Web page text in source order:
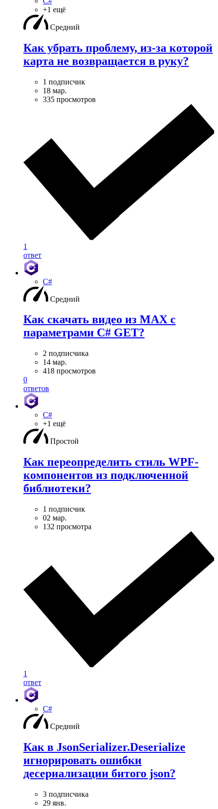
+1 ещё
Средний
Как убрать проблему, из-за которой
карта не возвращается в руку?
1 подписчик
18 мар.
335 просмотров
1
ответ
C#
Средний
Как скачать видео из MAX с
параметрами C# GET?
2 подписчика
14 мар.
418 просмотров
0
ответов
C#
+1 ещё
Простой
Как переопределить стиль WPF-
компонентов из подключенной
библиотеки?
1 подписчик
02 мар.
132 просмотра
1
ответ
C#
Средний
Как в JsonSerializer.Deserialize
игнорировать ошибки
десериализации битого json?
3 подписчика
29 янв.